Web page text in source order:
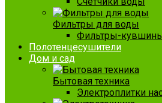
Фильтры для воды
Фильтры-
Полотенцесушители
Дом и сад
Бытовая техника
Электроплитки